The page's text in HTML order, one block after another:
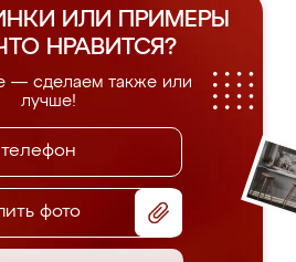
ИЛИ ПРИМЕРЫ
НРАВИТСЯ?
— сделаем также или
лучше!
фото